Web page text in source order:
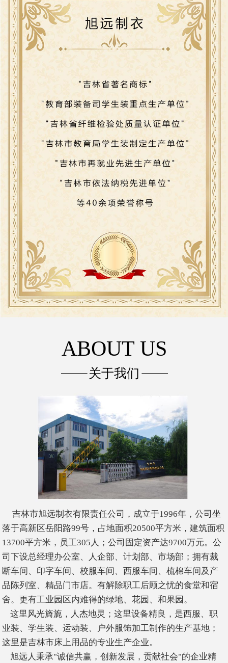
ABOUT US
关于我们
吉林市旭远制衣有限责任公司，成立于1996年，公司坐
落于高新区岳阳路99号，占地面积20500平方米，建筑面积
13700平方米，员工305人；公司固定资产达9700万元。公
司下设总经理办公室、人企部、计划部、市场部；拥有裁
断车间、印字车间、校服车间、西服车间、梳棉车间及产
品陈列室、精品门市店。有解除职工后顾之忧的食堂和宿
舍。更有工业园区内难得的绿地、花园、和果园。
这里风光旖旎，人杰地灵；这里设备精良，是西服、职
业装、学生装、运动装、户外服饰加工制作的生产基地；
这里是吉林市床上用品的专业生产企业。
旭远人秉承"诚信共赢，创新发展，贡献社会"的企业精